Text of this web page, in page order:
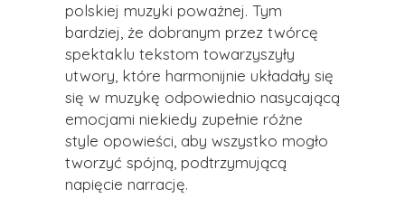
polskiej muzyki poważnej. Tym
bardziej, że dobranym przez twórcę
spektaklu tekstom towarzyszyły
utwory, które harmonijnie układały się
się w muzykę odpowiednio nasycającą
emocjami niekiedy zupełnie różne
style opowieści, aby wszystko mogło
tworzyć spójną, podtrzymującą
napięcie narrację.